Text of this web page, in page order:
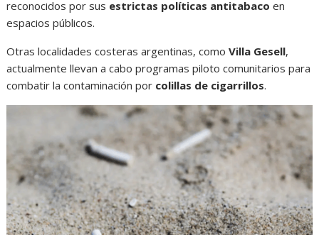
reconocidos por sus estrictas políticas antitabaco en
espacios públicos.
Otras localidades costeras argentinas, como Villa Gesell,
actualmente llevan a cabo programas piloto comunitarios para
combatir la contaminación por colillas de cigarrillos.